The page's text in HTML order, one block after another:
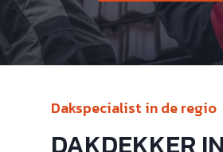
Dakspecialist in de regio